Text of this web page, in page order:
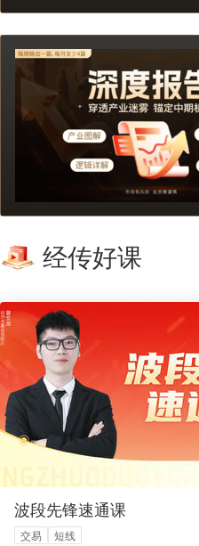
经传好课
波段先锋速通课
交易 短线